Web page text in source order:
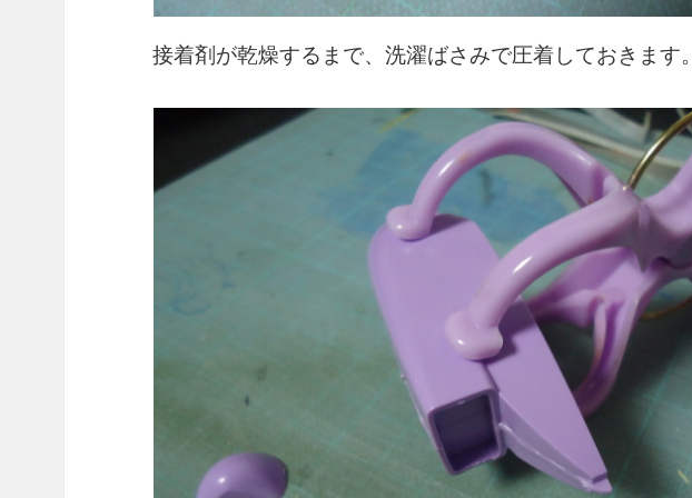
接着剤が乾燥するまで、洗濯ばさみで圧着しておきます。